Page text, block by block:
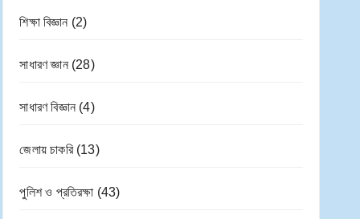
শিক্ষা বিজ্ঞান (2)
সাধারণ জ্ঞান(28)
সাধারণ বিজ্ঞান(4)
জেলায় চাকরি(13)
পুলিশ ও প্রতিরক্ষা (43)